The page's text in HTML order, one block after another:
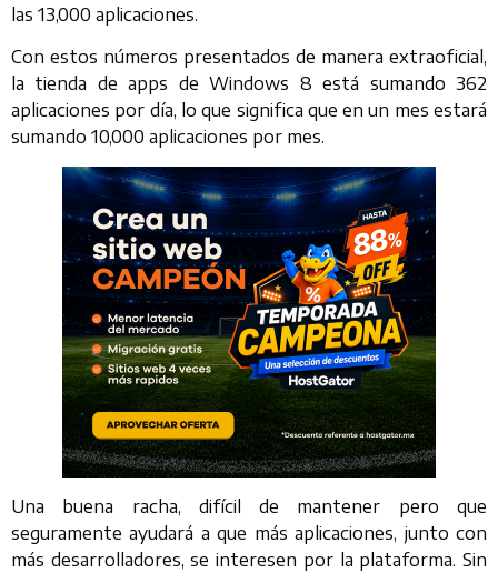
las 13,000 aplicaciones.
Con estos números presentados de manera extraoficial,
la tienda de apps de Windows 8 está sumando 362
aplicaciones por día, lo que significa que en un mes estará
sumando 10,000 aplicaciones por mes.
Una buena racha, difícil de mantener pero que
seguramente ayudará a que más aplicaciones, junto con
más desarrolladores, se interesen por la plataforma. Sin